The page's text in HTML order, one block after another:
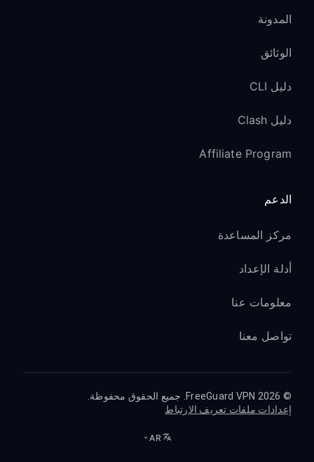
المدونة
الوثائق
دليل CLI
دليل Clash
Affiliate Program
الدعم
مركز المساعدة
أدلة الإعداد
معلومات عنا
تواصل معنا
© 2026 FreeGuard VPN. جميع الحقوق محفوظة.
إعدادات ملفات تعريف الارتباط
AR